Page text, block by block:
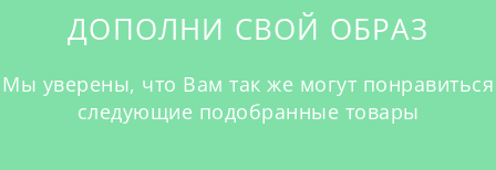
ДОПОЛНИ СВОЙ ОБРАЗ
Мы уверены, что Вам так же могут понравиться
следующие подобранные товары